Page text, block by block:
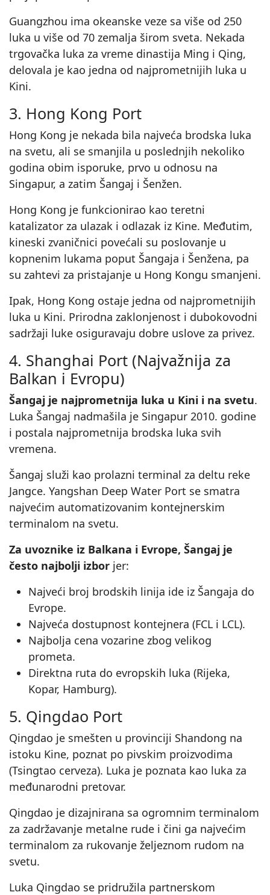
Guangzhou ima okeanske veze sa više od 250
luka u više od 70 zemalja širom sveta. Nekada
trgovačka luka za vreme dinastija Ming i Qing,
delovala je kao jedna od najprometnijih luka u
Kini.
3. Hong Kong Port
Hong Kong je nekada bila najveća brodska luka
na svetu, ali se smanjila u poslednjih nekoliko
godina obim isporuke, prvo u odnosu na
Singapur, a zatim Šangaj i Šenžen.
Hong Kong je funkcionirao kao teretni
katalizator za ulazak i odlazak iz Kine. Međutim,
kineski zvaničnici povećali su poslovanje u
kopnenim lukama poput Šangaja i Šenžena, pa
su zahtevi za pristajanje u Hong Kongu smanjeni.
Ipak, Hong Kong ostaje jedna od najprometnijih
luka u Kini. Prirodna zaklonjenost i dubokovodni
sadržaji luke osiguravaju dobre uslove za privez.
4. Shanghai Port (Najvažnija za
Balkan i Evropu)
Šangaj je najprometnija luka u Kini i na svetu.
Luka Šangaj nadmašila je Singapur 2010. godine
i postala najprometnija brodska luka svih
vremena.
Šangaj služi kao prolazni terminal za deltu reke
Jangce. Yangshan Deep Water Port se smatra
najvećim automatizovanim kontejnerskim
terminalom na svetu.
Za uvoznike iz Balkana i Evrope, Šangaj je
često najbolji izbor jer:
Najveći broj brodskih linija ide iz Šangaja do
Evrope.
Najveća dostupnost kontejnera (FCL i LCL).
Najbolja cena vozarine zbog velikog
prometa.
Direktna ruta do evropskih luka (Rijeka,
Kopar, Hamburg).
5. Qingdao Port
Qingdao je smešten u provinciji Shandong na
istoku Kine, poznat po pivskim proizvodima
(Tsingtao cerveza). Luka je poznata kao luka za
međunarodni pretovar.
Qingdao je dizajnirana sa ogromnim terminalom
za zadržavanje metalne rude i čini ga najvećim
terminalom za rukovanje željeznom rudom na
svetu.
Luka Qingdao se pridružila partnerskom